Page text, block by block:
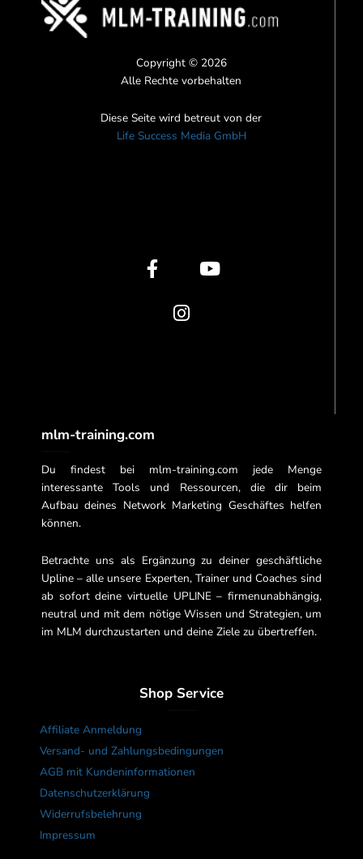
Copyright © 2026
Alle Rechte vorbehalten
Diese Seite wird betreut von der
Life Success Media GmbH
b
o
u
b
r
a
mlm-training.com
Du findest bei mlm-training.com jede Menge
interessante Tools und Ressourcen, die dir beim
Aufbau deines Network Marketing Geschäftes helfen
können.
Betrachte uns als Ergänzung zu deiner geschäftliche
Upline – alle unsere Experten, Trainer und Coaches sind
ab sofort deine virtuelle UPLINE – firmenunabhängig,
neutral und mit dem nötige Wissen und Strategien, um
im MLM durchzustarten und deine Ziele zu übertreffen.
Shop Service
Affiliate Anmeldung
Versand- und Zahlungsbedingungen
AGB mit Kundeninformationen
Datenschutzerklärung
Widerrufsbelehrung
Impressum